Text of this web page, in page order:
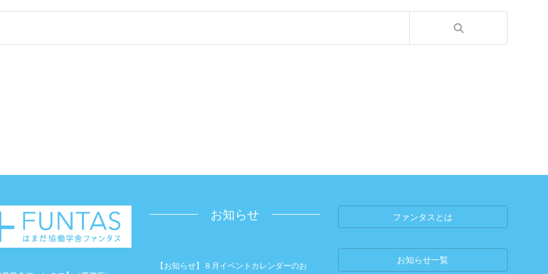
お知らせ
【お知らせ】８月イベントカレンダーのお
ファンタスとは
お知らせ一覧